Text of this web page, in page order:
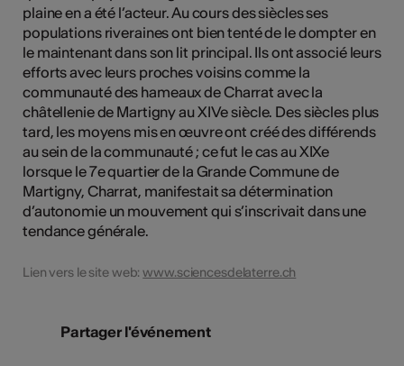
plaine en a été l’acteur. Au cours des siècles ses
populations riveraines ont bien tenté de le dompter en
le maintenant dans son lit principal. Ils ont associé leurs
efforts avec leurs proches voisins comme la
communauté des hameaux de Charrat avec la
châtellenie de Martigny au XIVe siècle. Des siècles plus
tard, les moyens mis en œuvre ont créé des différends
au sein de la communauté ; ce fut le cas au XIXe
lorsque le 7e quartier de la Grande Commune de
Martigny, Charrat, manifestait sa détermination
d’autonomie un mouvement qui s’inscrivait dans une
tendance générale.
Lien vers le site web:www.sciencesdelaterre.ch
Partager l'événement